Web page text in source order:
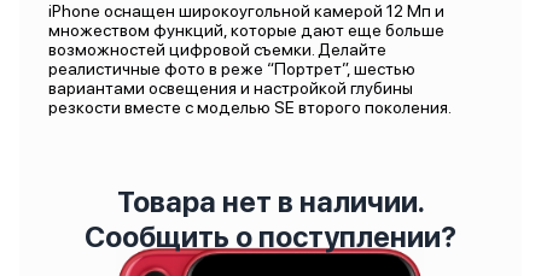
iPhone оснащен широкоугольной камерой 12 Мп и
множеством функций, которые дают еще больше
возможностей цифровой съемки. Делайте
реалистичные фото в реже “Портрет”, шестью
вариантами освещения и настройкой глубины
резкости вместе с моделью SE второго поколения.
Товара нет в наличии.
Сообщить о поступлении?